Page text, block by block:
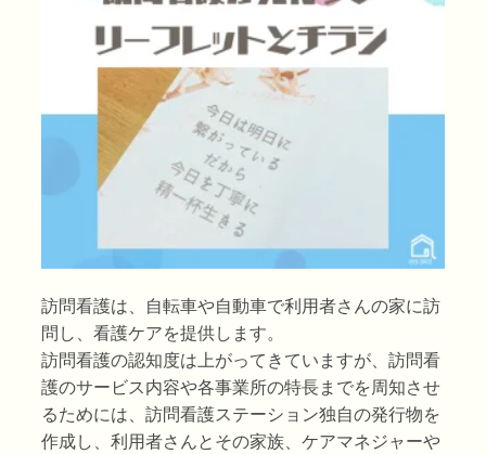
訪問看護は、自転車や自動車で利用者さんの家に訪
問し、看護ケアを提供します。
訪問看護の認知度は上がってきていますが、訪問看
護のサービス内容や各事業所の特長までを周知させ
るためには、訪問看護ステーション独自の発行物を
作成し、利用者さんとその家族、ケアマネジャーや